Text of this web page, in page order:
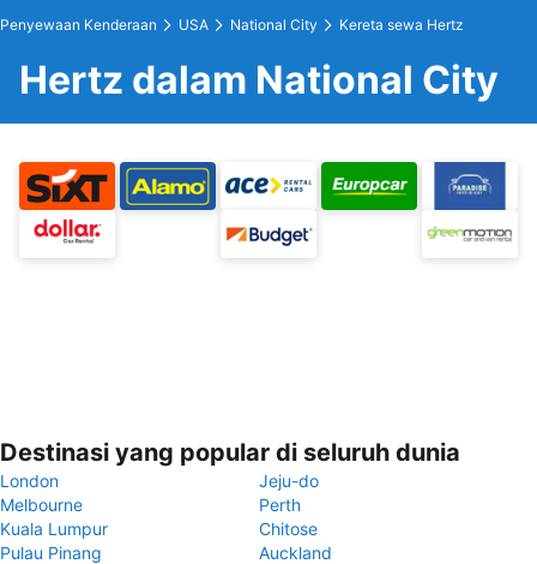
Penyewaan Kenderaan USA National City Kereta sewa Hertz
Hertz dalam National City
Destinasi yang popular di seluruh dunia
London
Jeju-do
Melbourne
Perth
Kuala Lumpur
Chitose
Pulau Pinang
Auckland